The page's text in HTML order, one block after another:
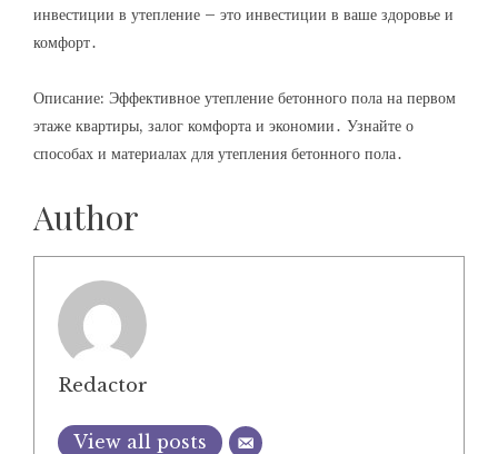
инвестиции в утепление – это инвестиции в ваше здоровье и
комфорт․
Описание: Эффективное утепление бетонного пола на первом
этаже квартиры, залог комфорта и экономии․ Узнайте о
способах и материалах для утепления бетонного пола․
Author
Redactor
View all posts